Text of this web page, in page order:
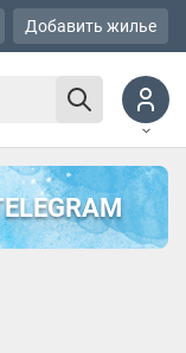
Добавить жилье